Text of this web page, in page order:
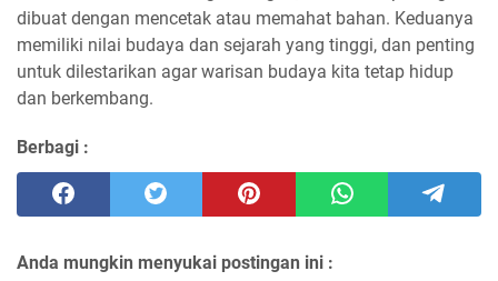
dibuat dengan mencetak atau memahat bahan. Keduanya
memiliki nilai budaya dan sejarah yang tinggi, dan penting
untuk dilestarikan agar warisan budaya kita tetap hidup
dan berkembang.
Berbagi :
Anda mungkin menyukai postingan ini :